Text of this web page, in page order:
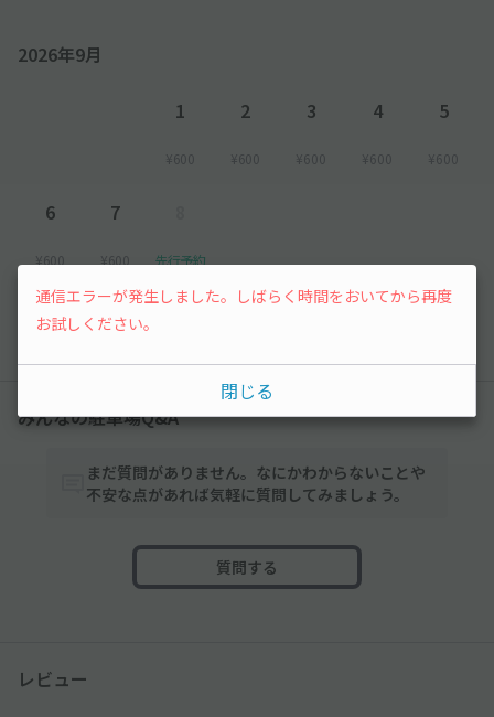
2026年9月
1
¥600
2
¥600
3
¥600
4
¥600
5
¥600
6
¥600
7
¥600 先行予約
みんなの駐車場Q&A
まだ質問がありません。なにかわからないことや
不安な点があれば気軽に質問してみましょう。
質問する
レビュー
通信エラーが発生しました。しばらく時間をおいてから再度
お試しください。
閉じる